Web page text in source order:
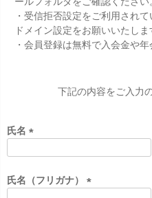
・受信拒否設定をご利用され
ドメイン設定をお願いいたしま
・会員登録は無料で入会金や
下記の内容をご入力
氏名
須
)
氏名（フリガナ）